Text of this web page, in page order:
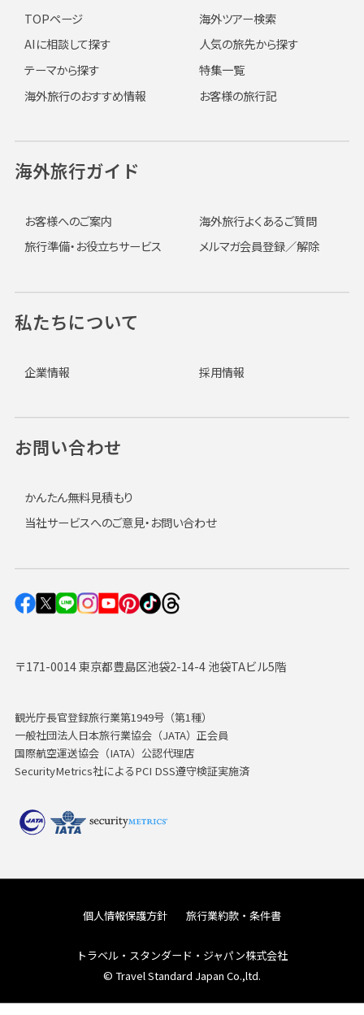
〒171-0014 東京都豊島区池袋2-14-4 池袋TAビル5階
観光庁長官登録旅行業第1949号（第1種）
一般社団法人日本旅行業協会（JATA）正会員
国際航空運送協会（IATA）公認代理店
SecurityMetrics社によるPCI DSS遵守検証実施済
TOPページ
海外ツアー検索
AIに相談して探す
人気の旅先から探す
テーマから探す
特集一覧
海外旅行のおすすめ情報
お客様の旅行記
海外旅行ガイド
お客様へのご案内
海外旅行よくあるご質問
旅行準備・お役立ちサービス
メルマガ会員登録／解除
私たちについて
企業情報 採用情報
お問い合わせ
かんたん無料見積もり
当社サービスへのご意見・お問い合わせ
個人情報保護方針 旅行業約款・条件書
トラベル・スタンダード・ジャパン株式会社
© Travel Standard Japan Co.,ltd.